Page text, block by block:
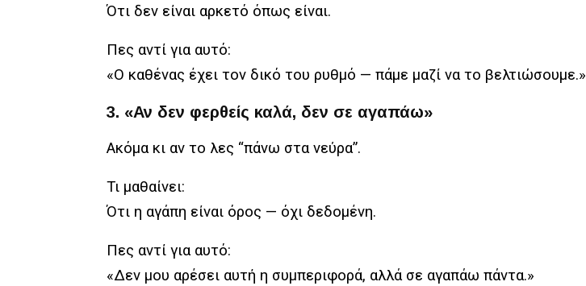
Ότι δεν είναι αρκετό όπως είναι.
Πες αντί για αυτό:
«Ο καθένας έχει τον δικό του ρυθμό — πάμε μαζί να το βελτιώσουμε.»
3. «Αν δεν φερθείς καλά, δεν σε αγαπάω»
Ακόμα κι αν το λες “πάνω στα νεύρα”.
Τι μαθαίνει:
Ότι η αγάπη είναι όρος — όχι δεδομένη.
Πες αντί για αυτό:
«Δεν μου αρέσει αυτή η συμπεριφορά, αλλά σε αγαπάω πάντα.»